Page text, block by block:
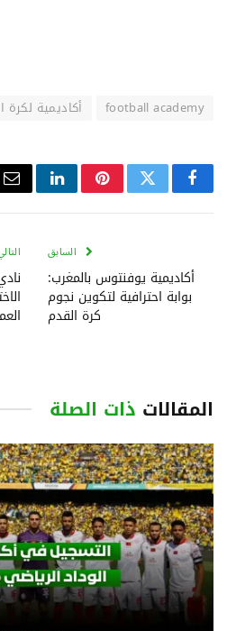
football academy أكاديمية لكرة
فيسبوكتويتر بينتيريستلينكدإن
السابق
أكاديمية يوفنتوس بالمغرب:
بوابة احترافية لتكوين نجوم
كرة القدم
المقالات ذات الصلة